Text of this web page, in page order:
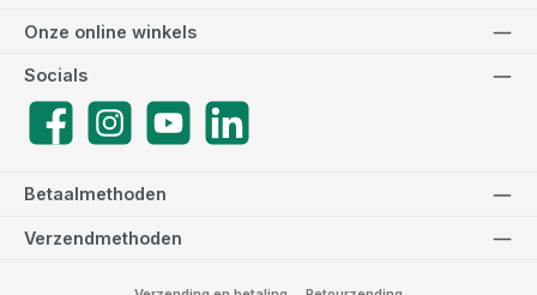
Betaalmethoden
Verzendmethoden
Socials
FacebookInstagramYouTube
Onze online winkels